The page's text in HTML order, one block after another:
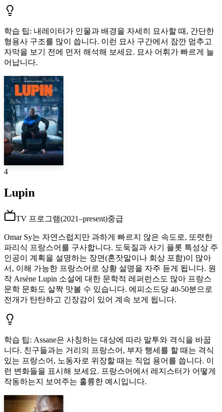
학습 팁: 내레이터가 인물과 배경을 자세히 묘사할 때, 간단한
형용사 구조를 많이 씁니다. 이런 묘사 구간에서 잠깐 멈추고
자막을 보기 전에 먼저 해석해 보세요. 묘사 어휘가 빠르게 늘
어납니다.
4
Lupin
TV 프로그램(2021–present)중급
Omar Sy는 자연스럽지만 과하게 빠르지 않은 속도로, 또렷한
파리식 프랑스어를 구사합니다. 도둑질과 사기 플롯 특성상 주
인공이 계획을 설명하는 장면(혼잣말이나 회상 포함)이 많아
서, 이해 가능한 프랑스어로 상황 설명을 자주 듣게 됩니다. 원
작 Arsène Lupin 소설에 대한 문학적 레퍼런스도 많아 프랑스
문학 문화도 살짝 맛볼 수 있습니다. 에피소드당 40-50분으로
전개가 탄탄하고 긴장감이 있어 계속 보게 됩니다.
학습 팁: Assane은 사칭하는 대상에 따라 말투와 격식을 바꿉
니다. 친구들과는 거리의 프랑스어, 부자 행세를 할 때는 격식
있는 프랑스어, 노동자로 위장할 때는 직업 용어를 씁니다. 이
런 변화들을 표시해 보세요. 프랑스어에서 레지스터가 어떻게
작동하는지 보여주는 훌륭한 예시입니다.